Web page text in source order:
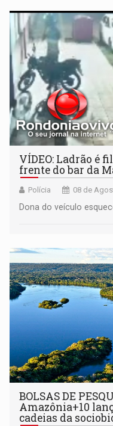
VÍDEO: Ladrão é
frente do bar da
Polícia 08 de
Dona do veículo
BOLSAS DE
Amazônia+10
cadeias da